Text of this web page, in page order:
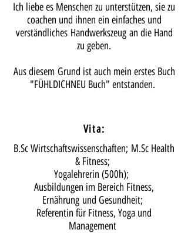
Ich liebe es Menschen zu unterstützen, sie zu
coachen und ihnen ein einfaches und
verständliches Handwerkszeug an die Hand
zu geben.
Aus diesem Grund ist auch mein erstes Buch
"FÜHLDICHNEU Buch" entstanden.
Vita:
B.Sc Wirtschaftswissenschaften; M.Sc Health
& Fitness;
Yogalehrerin (500h);
Ausbildungen im Bereich Fitness,
Ernährung und Gesundheit;
Referentin für Fitness, Yoga und
Management